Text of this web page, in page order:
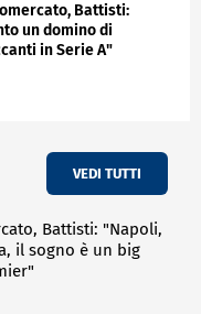
Battisti:
un domino di
in Serie A"
VEDI TUTTI
Battisti: "Napoli,
il sogno è un big